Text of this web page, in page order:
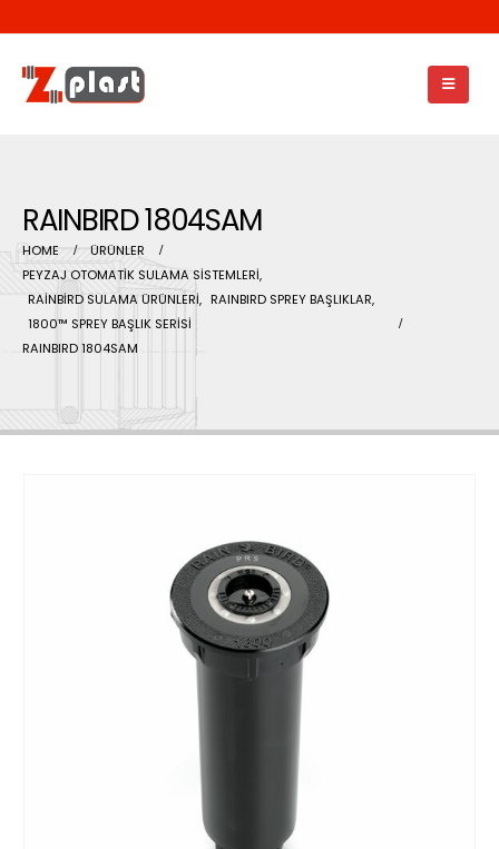
RAINBIRD 1804SAM
HOME
ÜRÜNLER
PEYZAJ OTOMATİK SULAMA SİSTEMLERİ,
RAİNBİRD SULAMA ÜRÜNLERİ, RAINBIRD SPREY BAŞLIKLAR,
1800™ SPREY BAŞLIK SERİSİ
RAINBIRD 1804SAM